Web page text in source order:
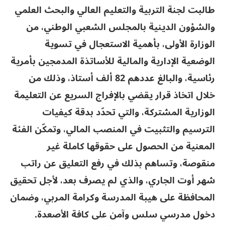
طالبت لجنة التربية والتعليم العالي والبحث العلمي
والشؤون الدينية بالمجلس الشعبي الوطني، من
الوزارة الأولى، بأهمية الاستعجال في تسوية
الوضعية الإدارية والمالية للأساتذة المدمجين بأمرية
رئاسية، والبالغ عددهم 82 ألف أستاذ، وذلك من
خلال اتخاذ قرار يقضي بالإفراج السريع عن التعليمة
الوزارية المشتركة، والتي تحدّد بدقة كيفيات
الترسيم والتثبيت في المنصب المالي، وتمكّن الفئة
المعنية من الحصول على حقوقها كاملة غير
منقوصة، وتساهم بذلك في رفع التعليق عن راتب
شهر أوت الجاري، والذي لم يصرف بعد، لأجل تحقيق
المحافظة على هيبة المدرسة وكرامة المربي، وضمان
دخول مدرسي سلس وآمن على كافة الأصعدة.